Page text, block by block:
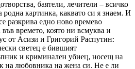
баятели, лечители – всичко
родна картинка, каквато си я знаем. И
разкрива едно ново времево
времето, която ни всмуква и
от Асизи и Григорий Распутин:
светец е бившият
и криминален убиец, носещ на
на любовника на жена си. Не е ли